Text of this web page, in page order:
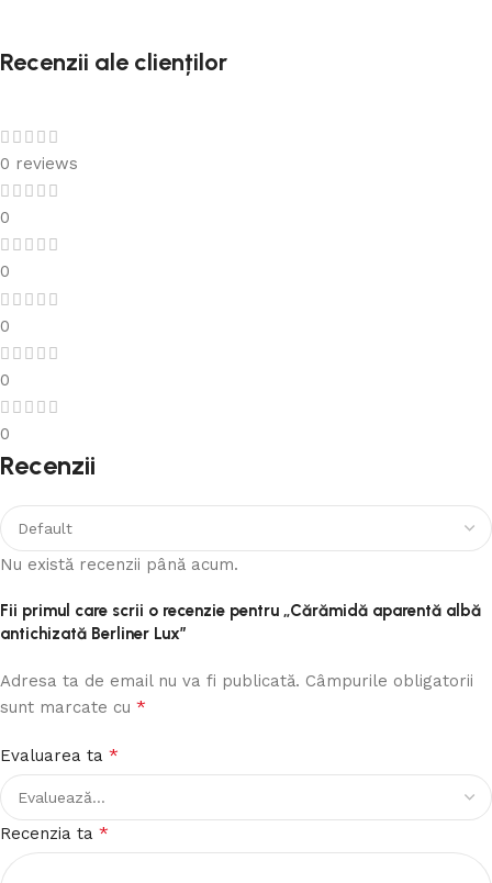
Recenzii ale clienților
0 reviews
0
0
0
0
0
Recenzii
Nu există recenzii până acum.
Fii primul care scrii o recenzie pentru „Cărămidă aparentă albă
antichizată Berliner Lux”
Adresa ta de email nu va fi publicată. Câmpurile obligatorii
sunt marcate cu *
Evaluarea ta *
Recenzia ta *